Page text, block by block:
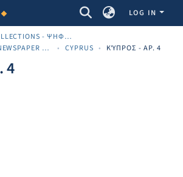
COMMUNITIES & COLLECTIONS
LOG IN
DIGITIZED COLLECTIONS - ΨΗΦΙΟΠΟΙΗΜΈΝΕΣ ΣΥΛΛΟΓΈΣ
ARCHIVE CYPRIOT NEWSPAPER MATERIALS
CYPRUS ΚΎΠΡΟΣ - ΑΡ. 4
4